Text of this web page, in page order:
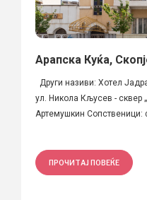
Арапска Куќа,
Други називи: Хотел
ул. Никола Кљусев - сквер
Артемушкин Сопственици:
ПРОЧИТАЈ ПОВЕЌЕ